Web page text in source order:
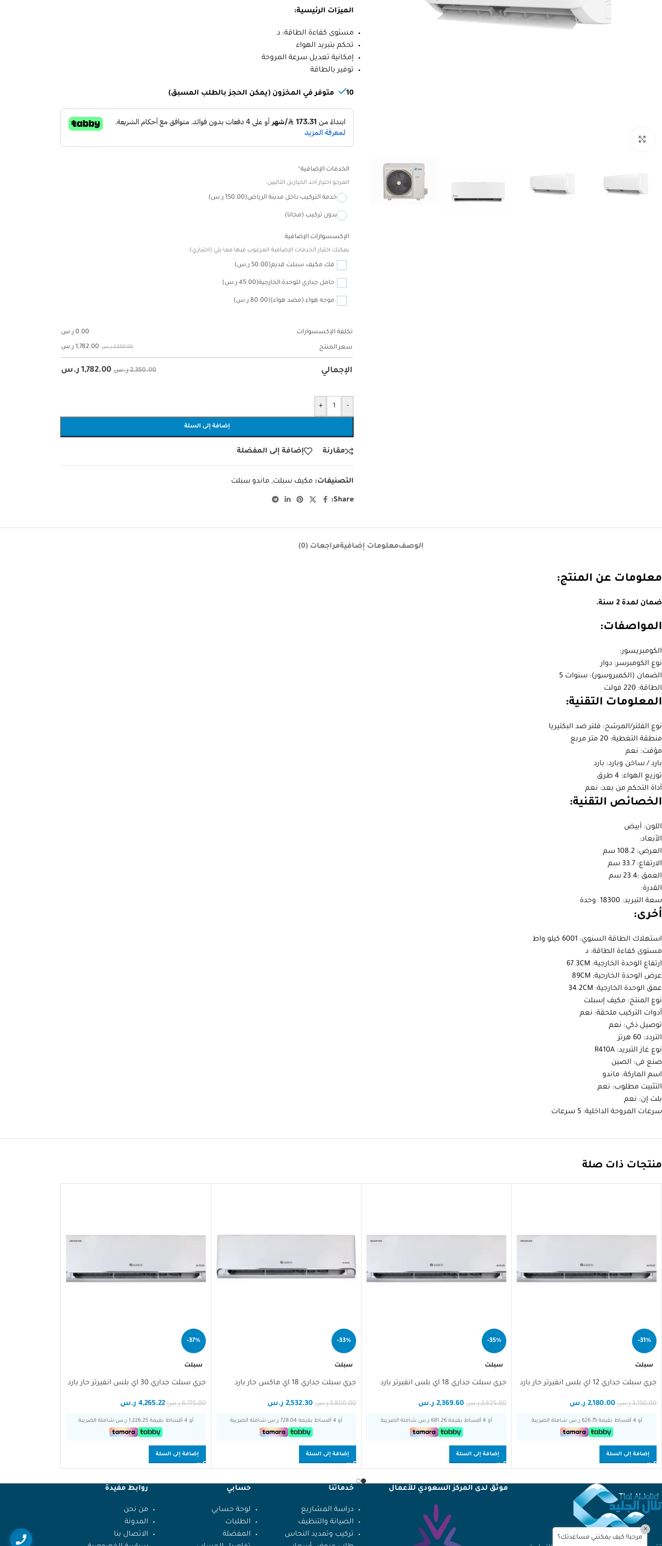
الميزات الرئيسية:
مستوى كفاءة الطاقة: د
تحكم بتبريد الهواء
إمكانية تعديل سرعة المروحة
توفير بالطاقة
10 متوفر في المخزون (يمكن الحجز بالطلب المسبق)
الخدمات الإضافية*
المرجو اختيار أحد الخيارين التاليين:
خدمة التركيب داخل مدينة الرياض(150.00 ر.س)
بدون تركيب (مجانا)
الإكسسوارات الإضافية
يمكنك اختيار الخدمات الإضافية المرغوب فيها مما يلي (اختياري):
فك مكيف سبلت قديم(50.00 ر.س)
حامل جداري للوحدة الخارجية(45.00 ر.س)
موجه هواء (مصد هواء)(80.00 ر.س)
تكلفة الإكسسوارات 0.00 ر.س
سعر المنتج 2,350.00 ر.س 1,782.00 ر.س
الإجمالي 2,350.00 ر.س 1,782.00 ر.س
-
+
إضافة إلى السلة
مقارنة إضافة إلى المفضلة
التصنيفات: مكيف سبلت, ماندو سبلت
Share:
الوصفمعلومات إضافيةمراجعات (0)
معلومات عن المنتج:
ضمان لمدة 2 سنة.
المواصفات:
الكومبريسور:
نوع الكومبرسر: دوار
الضمان (الكمبروسور): سنوات 5
الطاقة: 220 فولت
المعلومات التقنية:
نوع الفلتر/المرشح: فلتر ضد البكتيريا
منطقة التغطية: 20 متر مربع
مؤقت: نعم
بارد / ساخن وبارد: بارد
توزيع الهواء: 4 طرق
أداة التحكم من بعد: نعم
الخصائص التقنية:
اللون: أبيض
الأبعاد:
العرض: 108.2 سم
الارتفاع: 33.7 سم
العمق :23.4 سم
القدرة:
سعة التبريد: 18300 وحدة
أخرى:
استهلاك الطاقة السنوي: 6001 كيلو واط
مستوى كفاءة الطاقة: د
ارتفاع الوحدة الخارجية: 67.3CM
عرض الوحدة الخارجية: 89CM
عمق الوحدة الخارجية: 34.2CM
نوع المنتج: مكيف إسبلت
أدوات التركيب ملحقة: نعم
توصيل ذكي: نعم
التردد: 60 هرتز
نوع غاز التبريد: R410A
صنع فى: الصين
اسم الماركة: ماندو
التثبيت مطلوب: نعم
بلت إن: نعم
سرعات المروحة الداخلية: 5 سرعات
منتجات ذات صلة
-31%
سبلت
جري سبلت جداري 12 اي بلس انفيرتر حار بارد
3,150.00 ر.س 2,180.00 ر.س
أو 4 أقساط بقيمة 626.75 ر.س شاملة الضريبة
إضافة إلى السلة
-35%
سبلت
جري سبلت جداري 18 اي بلس انفيرتر بارد
3,625.00 ر.س 2,369.60 ر.س
أو 4 أقساط بقيمة 681.26 ر.س شاملة الضريبة
إضافة إلى السلة
-33%
سبلت
جري سبلت جداري 18 اي ماكس حار بارد
3,800.00 ر.س 2,532.30 ر.س
أو 4 أقساط بقيمة 728.04 ر.س شاملة الضريبة
إضافة إلى السلة
-37%
سبلت
جري سبلت جداري 30 اي بلس انفيرتر حار بارد
6,775.00 ر.س 4,265.22 ر.س
أو 4 أقساط بقيمة 1,226.25 ر.س شاملة الضريبة
إضافة إلى السلة
موثق لدى المركز السعودي للأعمال خدماتنا
دراسة المشاريع
الصيانة والتنظيف
تركيب وتمديد النحاس
حسابي
لوحة حسابي
الطلبات
المفضلة
روابط مفيدة
من نحن
المدونة
الاتصال بنا
مرحبا، أنا مساعد تلال الجليد الذكي!
مرحبا! كيف يمكنني مساعدتك؟
×